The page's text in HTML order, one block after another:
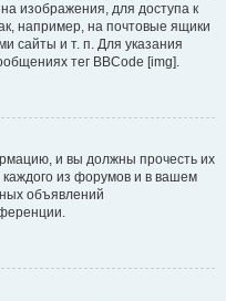
изображения, для доступа к
например, на почтовые ящики
сайты и т. п. Для указания
тег BBCode [img].
и вы должны прочесть их
из форумов и в вашем
объявлений